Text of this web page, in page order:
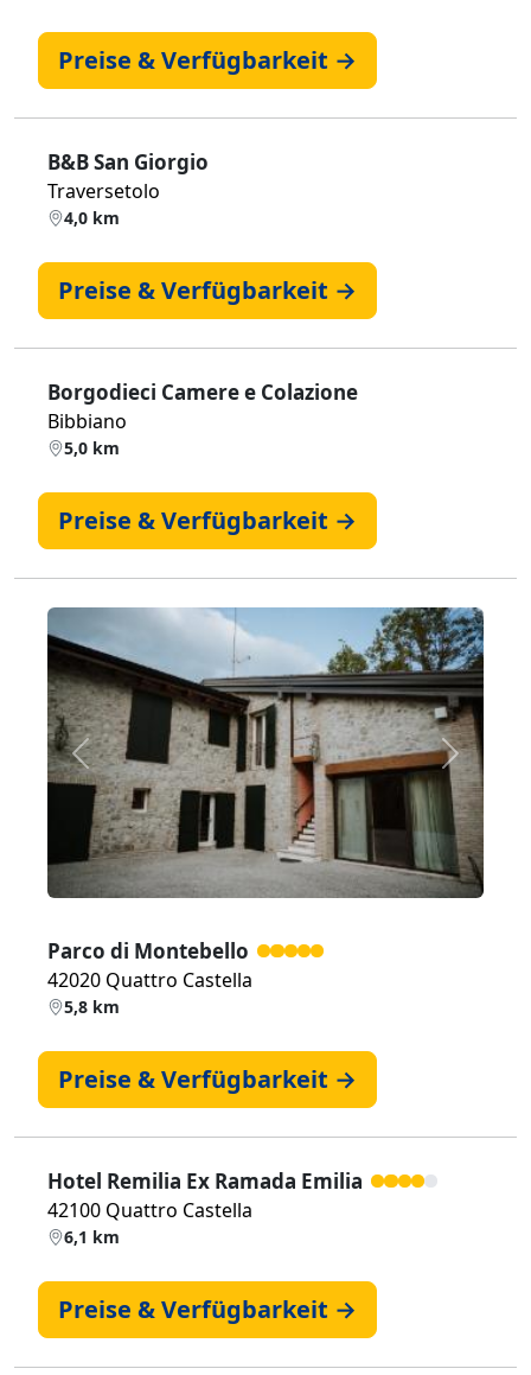
Preise & Verfügbarkeit →
B&B San Giorgio
Traversetolo
4,0 km
Preise & Verfügbarkeit →
Borgodieci Camere e Colazione
Bibbiano
5,0 km
Preise & Verfügbarkeit →
Zurück Weiter
Parco di Montebello
42020 Quattro Castella
5,8 km
Preise & Verfügbarkeit →
Hotel Remilia Ex Ramada Emilia
42100 Quattro Castella
6,1 km
Preise & Verfügbarkeit →